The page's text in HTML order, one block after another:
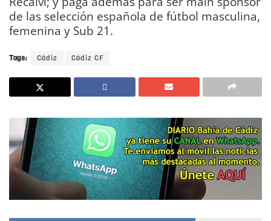
de las selección española de fútbol masculina,
femenina y Sub 21.
Tags: Cádiz Cádiz CF